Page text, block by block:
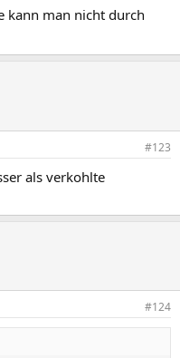
kann man nicht durch
#123
als verkohlte
#124